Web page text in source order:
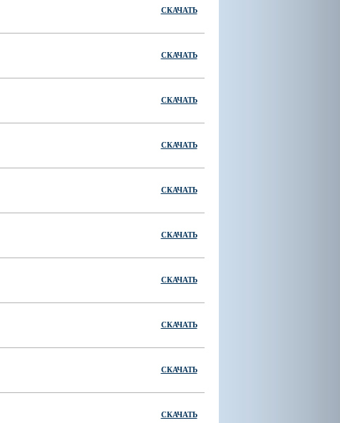
СКАЧАТЬ
СКАЧАТЬ
СКАЧАТЬ
СКАЧАТЬ
СКАЧАТЬ
СКАЧАТЬ
СКАЧАТЬ
СКАЧАТЬ
СКАЧАТЬ
СКАЧАТЬ